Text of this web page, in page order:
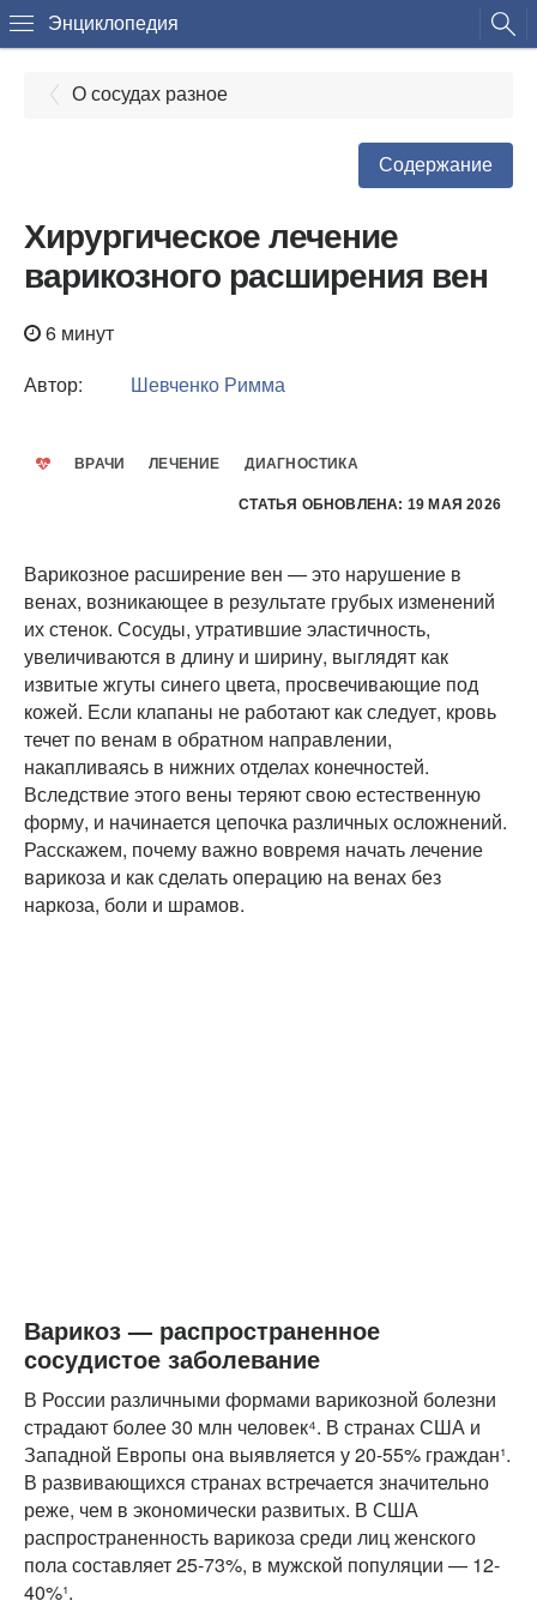
Энциклопедия
О сосудах разное
Содержание
Хирургическое лечение
варикозного расширения вен
6 минут
Автор:
Шевченко Римма
ВРАЧИ ЛЕЧЕНИЕ ДИАГНОСТИКА
СТАТЬЯ ОБНОВЛЕНА: 19 МАЯ 2026
Варикозное расширение вен — это нарушение в
венах, возникающее в результате грубых изменений
их стенок. Сосуды, утратившие эластичность,
увеличиваются в длину и ширину, выглядят как
извитые жгуты синего цвета, просвечивающие под
кожей. Если клапаны не работают как следует, кровь
течет по венам в обратном направлении,
накапливаясь в нижних отделах конечностей.
Вследствие этого вены теряют свою естественную
форму, и начинается цепочка различных осложнений.
Расскажем, почему важно вовремя начать лечение
варикоза и как сделать операцию на венах без
наркоза, боли и шрамов.
Варикоз — распространенное
сосудистое заболевание
В России различными формами варикозной болезни
страдают более 30 млн человек⁴. В странах США и
Западной Европы она выявляется у 20-55% граждан¹.
В развивающихся странах встречается значительно
реже, чем в экономически развитых. В США
распространенность варикоза среди лиц женского
пола составляет 25-73%, в мужской популяции — 12-
40%¹.